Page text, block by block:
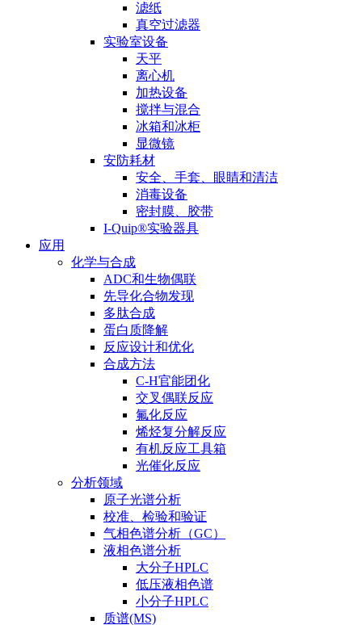
滤纸
真空过滤器
实验室设备
天平
离心机
加热设备
搅拌与混合
冰箱和冰柜
显微镜
安防耗材
安全、手套、眼睛和清洁
消毒设备
密封膜、胶带
I-Quip®️实验器具
应用
化学与合成
ADC和生物偶联
先导化合物发现
多肽合成
蛋白质降解
反应设计和优化
合成方法
C-H官能团化
交叉偶联反应
氟化反应
烯烃复分解反应
有机反应工具箱
光催化反应
分析领域
原子光谱分析
校准、检验和验证
气相色谱分析（GC）
液相色谱分析
大分子HPLC
低压液相色谱
小分子HPLC
质谱(MS)